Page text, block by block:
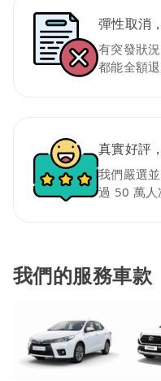
彈性取消
有突發狀
都能全額退
真實好評
我們嚴選
過 50 萬人
我們的服務車款